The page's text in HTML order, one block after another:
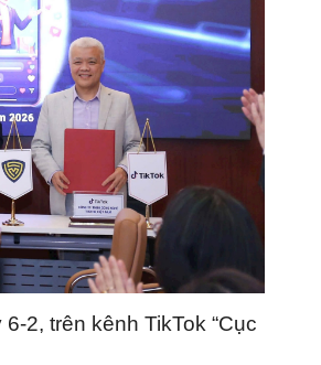
2, trên kênh TikTok “Cục